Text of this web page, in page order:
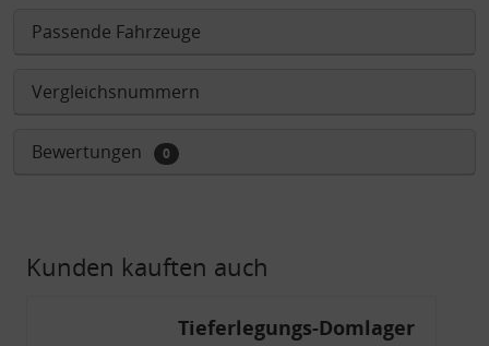
Passende Fahrzeuge
Vergleichsnummern
Bewertungen 0
Kunden kauften auch
Tieferlegungs-Domlager